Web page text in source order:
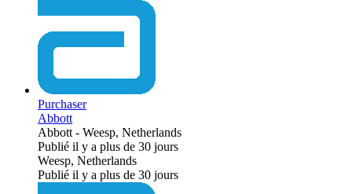
Purchaser
Abbott
Abbott - Weesp, Netherlands
Publié il y a plus de 30 jours
Weesp, Netherlands
Publié il y a plus de 30 jours